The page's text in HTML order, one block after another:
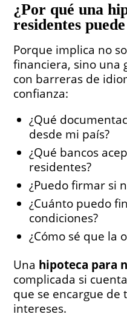
¿Por qué una
residentes
Porque implica no
financiera, sino una
con barreras de
confianza:
¿Qué
desde mi país?
¿Qué bancos
residentes?
¿Puedo firmar si
¿Cuánto puedo
condiciones?
¿Cómo sé que la
Una hipoteca para
complicada si
que se encargue
intereses.